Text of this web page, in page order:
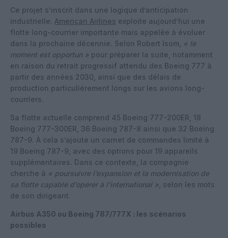
Ce projet s’inscrit dans une logique d’anticipation
industrielle. American Airlines exploite aujourd’hui une
flotte long-courrier importante mais appelée à évoluer
dans la prochaine décennie. Selon Robert Isom,
« le
moment est opportun » pour préparer la suite, notamment
en raison du retrait progressif attendu des Boeing 777 à
partir des années 2030, ainsi que des délais de
production particulièrement longs sur les avions long-
courriers.
Sa flotte actuelle comprend 45 Boeing 777-200ER, 18
Boeing 777-300ER, 36 Boeing 787-8 ainsi que 32 Boeing
787-9. À cela s’ajoute un carnet de commandes limité à
19 Boeing 787-9, avec des options pour 19 appareils
supplémentaires. Dans ce contexte, la compagnie
cherche à « poursuivre l’expansion et la modernisation de
sa flotte capable d’opérer à l’international » , selon les mots
de son dirigeant.
Airbus A350 ou Boeing 787/777X : les scénarios
possibles